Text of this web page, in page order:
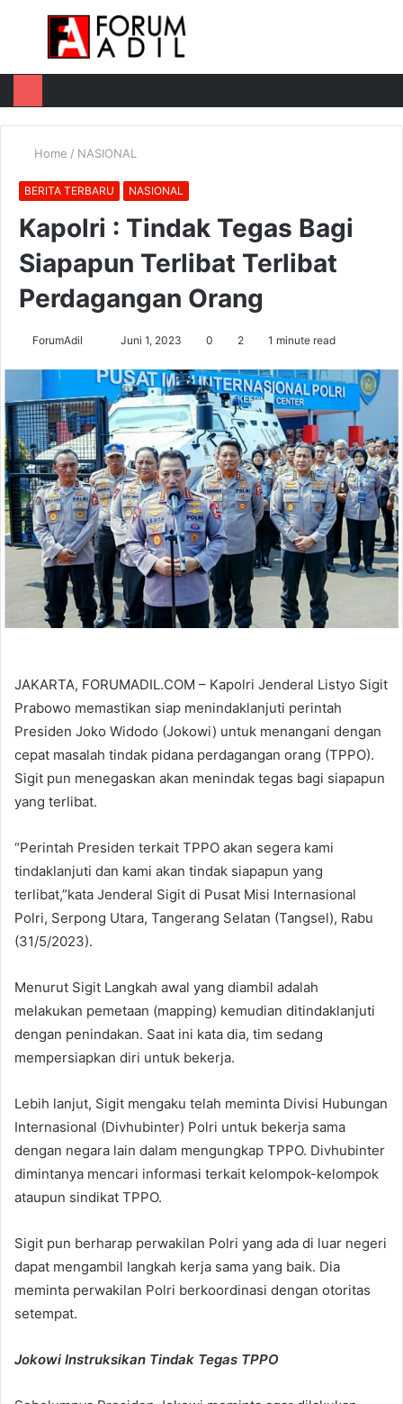
Menu
Home / NASIONAL
BERITA TERBARU NASIONAL
Kapolri : Tindak Tegas Bagi
Siapapun Terlibat Terlibat
Perdagangan Orang
ForumAdil
email
Juni 1, 2023 0 2 1 minute read
JAKARTA, FORUMADIL.COM – Kapolri Jenderal Listyo Sigit
Prabowo memastikan siap menindaklanjuti perintah
Presiden Joko Widodo (Jokowi) untuk menangani dengan
cepat masalah tindak pidana perdagangan orang (TPPO).
Sigit pun menegaskan akan menindak tegas bagi siapapun
yang terlibat.
“Perintah Presiden terkait TPPO akan segera kami
tindaklanjuti dan kami akan tindak siapapun yang
terlibat,”kata Jenderal Sigit di Pusat Misi Internasional
Polri, Serpong Utara, Tangerang Selatan (Tangsel), Rabu
(31/5/2023).
Menurut Sigit Langkah awal yang diambil adalah
melakukan pemetaan (mapping) kemudian ditindaklanjuti
dengan penindakan. Saat ini kata dia, tim sedang
mempersiapkan diri untuk bekerja.
Lebih lanjut, Sigit mengaku telah meminta Divisi Hubungan
Internasional (Divhubinter) Polri untuk bekerja sama
dengan negara lain dalam mengungkap TPPO. Divhubinter
dimintanya mencari informasi terkait kelompok-kelompok
ataupun sindikat TPPO.
Sigit pun berharap perwakilan Polri yang ada di luar negeri
dapat mengambil langkah kerja sama yang baik. Dia
meminta perwakilan Polri berkoordinasi dengan otoritas
setempat.
Jokowi Instruksikan Tindak Tegas TPPO